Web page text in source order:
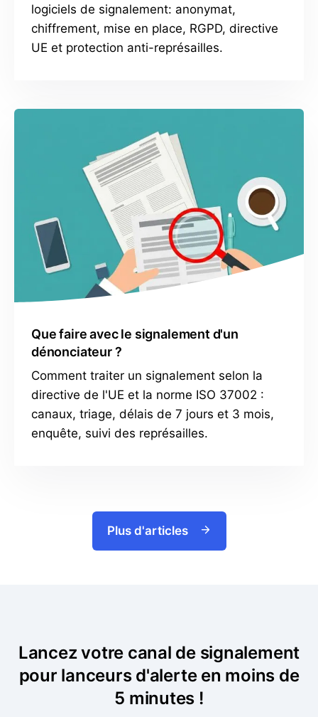
logiciels de signalement: anonymat,
chiffrement, mise en place, RGPD, directive
UE et protection anti-représailles.
Que faire avec le signalement d'un
dénonciateur ?
Comment traiter un signalement selon la
directive de l'UE et la norme ISO 37002 :
canaux, triage, délais de 7 jours et 3 mois,
enquête, suivi des représailles.
Plus d'articles
Lancez votre canal de signalement
pour lanceurs d'alerte en moins de
5 minutes !